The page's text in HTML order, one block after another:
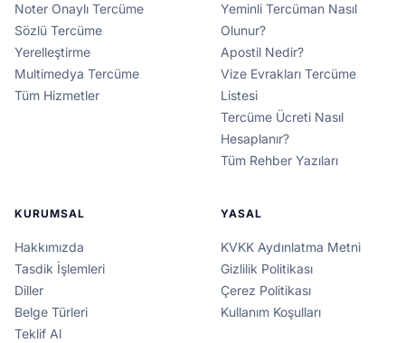
Noter Onaylı Tercüme
Sözlü Tercüme
Yerelleştirme
Multimedya Tercüme
Tüm Hizmetler
Yeminli Tercüman Nasıl
Olunur?
Apostil Nedir?
Vize Evrakları Tercüme
Listesi
Tercüme Ücreti Nasıl
Hesaplanır?
Tüm Rehber Yazıları
KURUMSAL
Hakkımızda
Tasdik İşlemleri
Diller
Belge Türleri
Teklif Al
YASAL
KVKK Aydınlatma Metni
Gizlilik Politikası
Çerez Politikası
Kullanım Koşulları